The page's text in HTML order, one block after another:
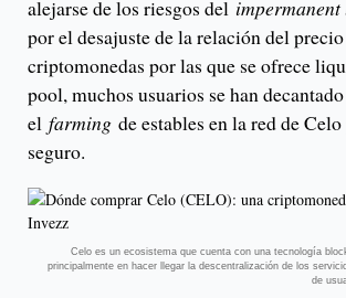
alejarse de los riesgos del impermanent
por el desajuste de la relación del
criptomonedas por las que se ofrece
pool, muchos usuarios se han
el farming de estables en la red de
seguro.
Celo es un ecosistema que cuenta con una tecnología
principalmente en hacer llegar la descentralización de los
de